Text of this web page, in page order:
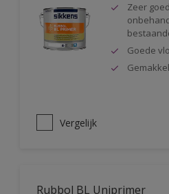
Zeer
Goede
Vergelijk
Rubbol BL Uniprimer